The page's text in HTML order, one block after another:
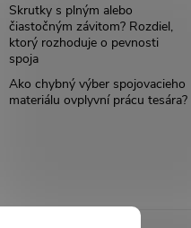
Skrutky s plným alebo
čiastočným závitom? Rozdiel,
ktorý rozhoduje o pevnosti
spoja
Ako chybný výber spojovacieho
materiálu ovplyvní prácu tesára?